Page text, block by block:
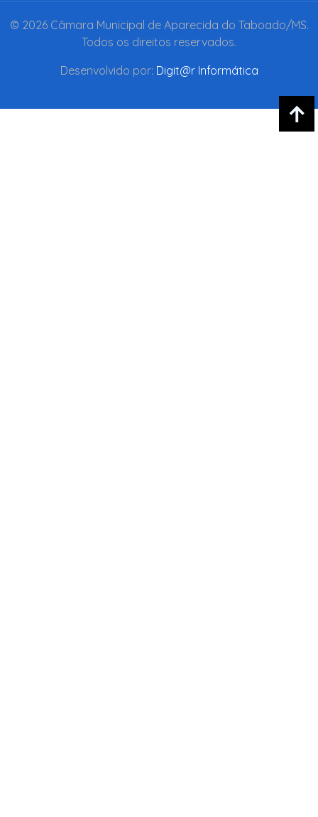
© 2026 Câmara Municipal de Aparecida do Taboado/MS.
Todos os direitos reservados.
Desenvolvido por: Digit@r Informática